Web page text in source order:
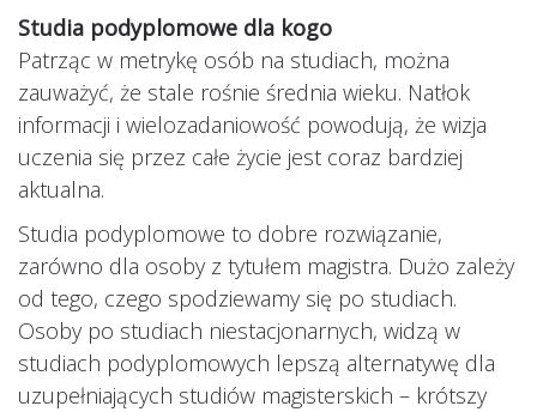
Studia podyplomowe dla kogo
Patrząc w metrykę osób na studiach, można
zauważyć, że stale rośnie średnia wieku. Natłok
informacji i wielozadaniowość powodują, że wizja
uczenia się przez całe życie jest coraz bardziej
aktualna.
Studia podyplomowe to dobre rozwiązanie,
zarówno dla osoby z tytułem magistra. Dużo zależy
od tego, czego spodziewamy się po studiach.
Osoby po studiach niestacjonarnych, widzą w
studiach podyplomowych lepszą alternatywę dla
uzupełniających studiów magisterskich – krótszy